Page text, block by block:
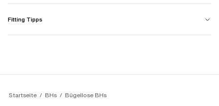
Fitting Tipps
Startseite BHs Bügellose BHs